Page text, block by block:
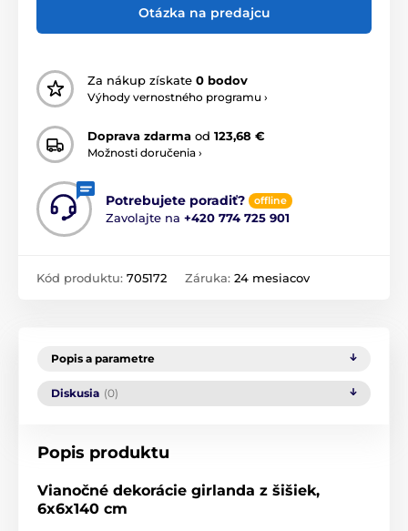
Otázka na predajcu
Za nákup získate 0 bodov
Výhody vernostného programu ›
Doprava zdarma od 123,68 €
Možnosti doručenia ›
Potrebujete poradiť? offline
Zavolajte na +420 774 725 901
Kód produktu: 705172 Záruka: 24 mesiacov
Popis a parametre
Diskusia (0)
Popis produktu
Vianočné dekorácie girlanda z šišiek,
6x6x140 cm